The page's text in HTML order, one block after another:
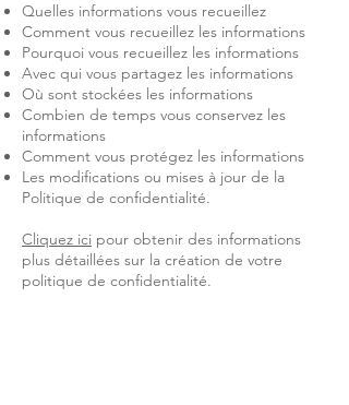
Quelles informations vous recueillez
Comment vous recueillez les informations
Pourquoi vous recueillez les informations
Avec qui vous partagez les informations
Où sont stockées les informations
Combien de temps vous conservez les
informations
Comment vous protégez les informations
Les modifications ou mises à jour de la
Politique de confidentialité.
Cliquez ici pour obtenir des informations
plus détaillées sur la création de votre
politique de confidentialité.